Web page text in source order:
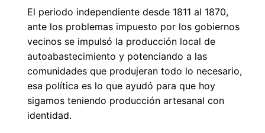
El periodo independiente desde 1811 al 1870,
ante los problemas impuesto por los gobiernos
vecinos se impulsó la producción local de
autoabastecimiento y potenciando a las
comunidades que produjeran todo lo necesario,
esa política es lo que ayudó para que hoy
sigamos teniendo producción artesanal con
identidad.